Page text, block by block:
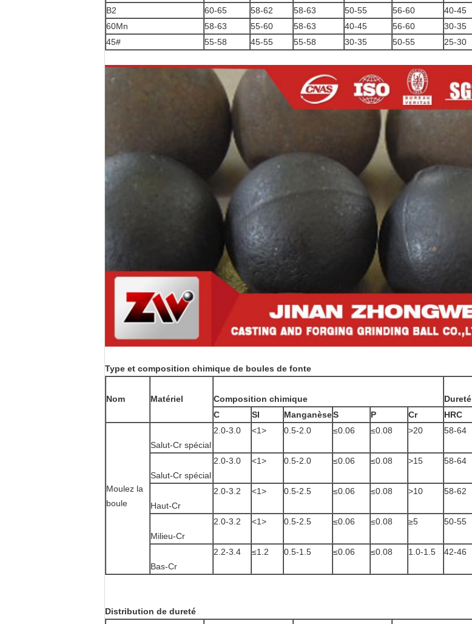
B2
60-65 58-62 58-63 50-55 56-60
40-45
60Mn
58-63 55-60 58-63 40-45 56-60
30-35
45#
55-58 45-55 55-58 30-35 50-55 25-30
Type et composition chimique de boules de fonte
Nom Matériel Composition chimique
Dureté
C
SI ManganèseS P Cr HRC
Moulez la
boule
Salut-Cr spécial
2.0-3.0 <1> 0.5-2.0 ≤0.06 ≤0.08 >20 58-64
Salut-Cr spécial
2.0-3.0 <1> 0.5-2.0 ≤0.06 ≤0.08 >15 58-64
Haut-Cr
2.0-3.2 <1> 0.5-2.5 ≤0.06 ≤0.08 >10 58-62
Milieu-Cr
2.0-3.2 <1> 0.5-2.5 ≤0.06 ≤0.08 ≥5 50-55
Bas-Cr
2.2-3.4 ≤1.2 0.5-1.5 ≤0.06 ≤0.08 1.0-1.5 42-46
Distribution de dureté